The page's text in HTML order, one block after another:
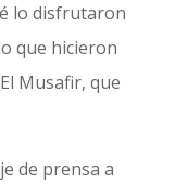
lo disfrutaron
que hicieron
Musafir, que
de prensa a